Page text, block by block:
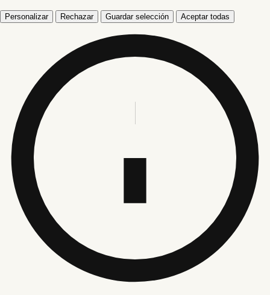
Personalizar Rechazar Guardar selección Aceptar todas